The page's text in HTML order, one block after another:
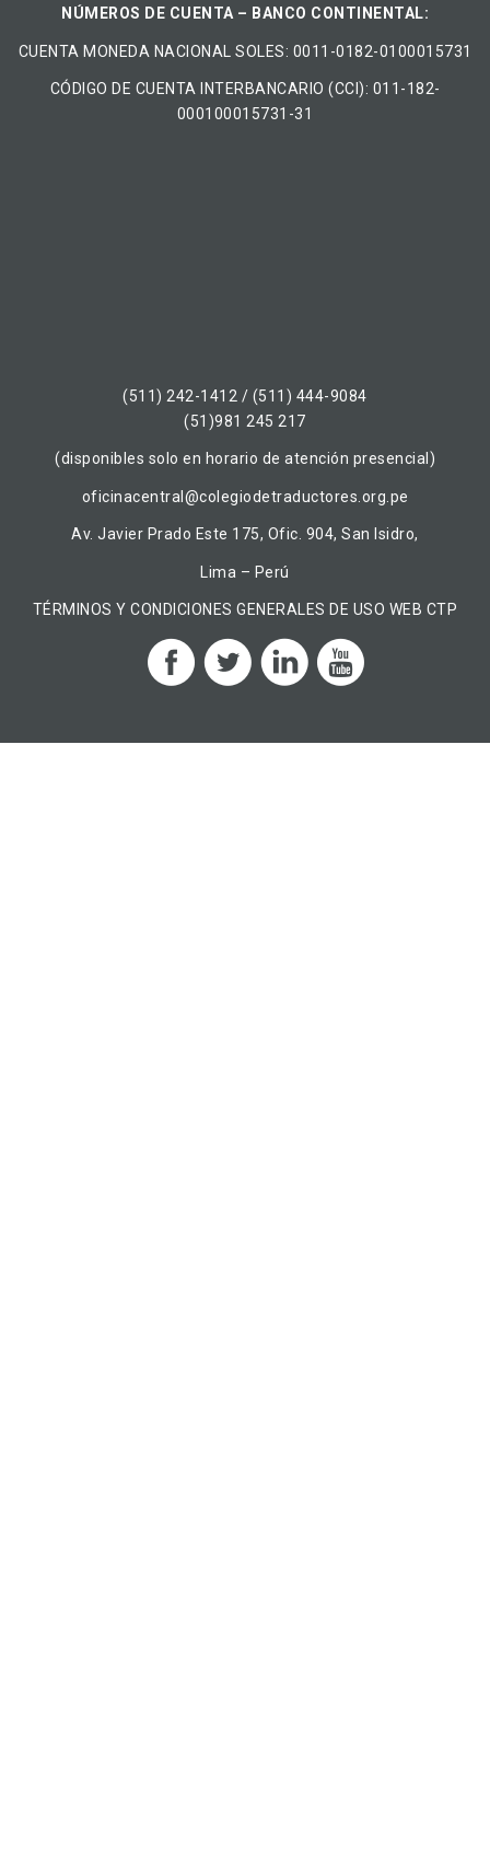
NÚMEROS DE CUENTA – BANCO CONTINENTAL:
CUENTA MONEDA NACIONAL​ ​SOLES​: 0011-0182-0100015731
CÓDIGO DE CUENTA INTERBANCARIO (CCI): 011-182-
000100015731-31
(511) 242-1412 / (511) 444-9084
(51)981 245 217
(disponibles solo en horario de atención presencial)
oficinacentral@colegiodetraductores.org.pe
Av. Javier Prado Este 175, Ofic. 904, San Isidro,
Lima – Perú
TÉRMINOS Y CONDICIONES GENERALES DE USO WEB CTP